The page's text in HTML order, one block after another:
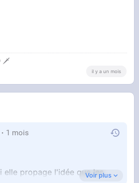
🗡️
il y a un mois
1 mois
elle propage l'idée que les
Voir plus